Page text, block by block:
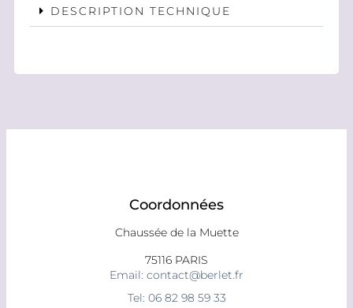
DESCRIPTION TECHNIQUE
Coordonnées
Chaussée de la Muette
75116 PARIS
Email: contact@berlet.fr
Tel: 06 82 98 59 33